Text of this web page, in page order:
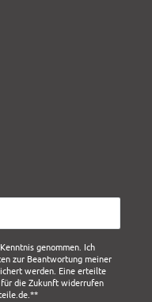
genommen. Ich
zur Beantwortung meiner
werden. Eine erteilte
die Zukunft widerrufen